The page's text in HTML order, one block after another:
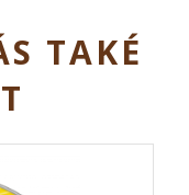
TAKÉ